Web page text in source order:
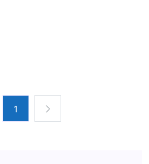
1